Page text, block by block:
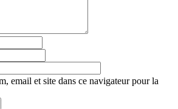
email et site dans ce navigateur pour la